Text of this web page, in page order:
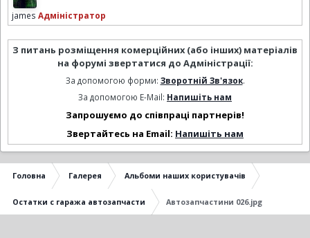
james Адміністратор
З питань розміщення комерційних (або інших) матеріалів
на форумі звертатися до Адміністрації:
За допомогою форми: Зворотній Зв'язок.
За допомогою E-Mail: Напишіть нам
Запрошуємо до співпраці партнерів!
Звертайтесь на Email: Напишіть нам
Головна Галерея Альбоми наших користувачів
Остатки с гаража автозапчасти Автозапчастини 026.jpg